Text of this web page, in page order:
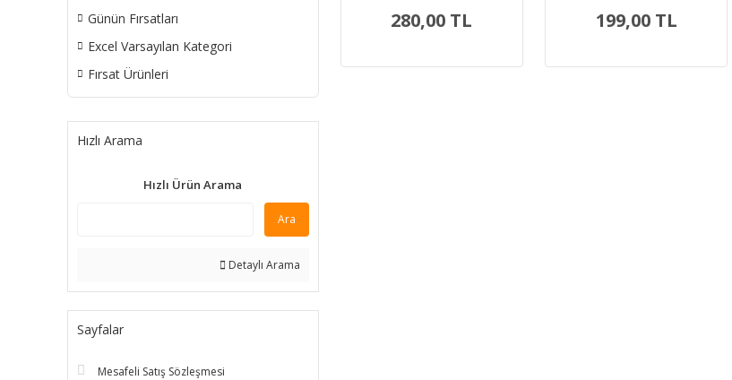
Günün Fırsatları
Excel Varsayılan Kategori
Fırsat Ürünleri
Hızlı Arama
Hızlı Ürün Arama
Ara
Detaylı Arama
Sayfalar
Mesafeli Satış Sözleşmesi
280,00 TL 199,00 TL